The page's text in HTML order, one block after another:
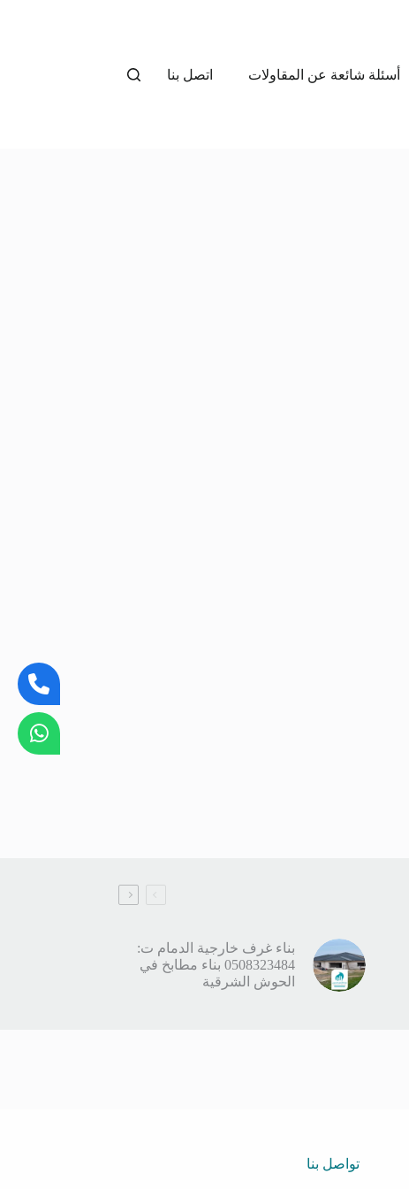
أسئلة شائعة عن المقاولات اتصل بنا
بناء غرف خارجية الدمام ت:
0508323484 بناء مطابخ في
الحوش الشرقية
تواصل بنا